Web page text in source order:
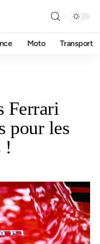
Moto Transport
Ferrari
pour les
!